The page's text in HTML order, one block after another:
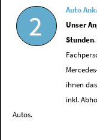
2
Auto
Unser
Stunden
ihnen
inkl.
Autos.